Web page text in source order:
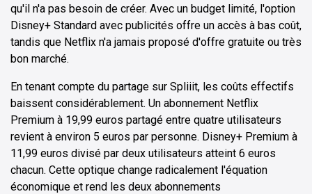
qu'il n'a pas besoin de créer. Avec un budget limité, l'option
Disney+ Standard avec publicités offre un accès à bas coût,
tandis que Netflix n'a jamais proposé d'offre gratuite ou très
bon marché.
En tenant compte du partage sur Spliiit, les coûts effectifs
baissent considérablement. Un abonnement Netflix
Premium à 19,99 euros partagé entre quatre utilisateurs
revient à environ 5 euros par personne. Disney+ Premium à
11,99 euros divisé par deux utilisateurs atteint 6 euros
chacun. Cette optique change radicalement l'équation
économique et rend les deux abonnements